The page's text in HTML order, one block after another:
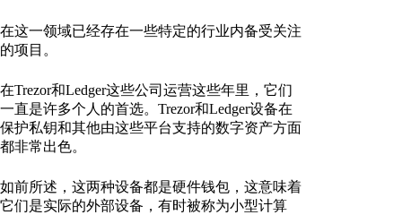
在这一领域已经存在一些特定的行业内备受关注
的项目。
在Trezor和Ledger这些公司运营这些年里，它们
一直是许多个人的首选。Trezor和Ledger设备在
保护私钥和其他由这些平台支持的数字资产方面
都非常出色。
如前所述，这两种设备都是硬件钱包，这意味着
它们是实际的外部设备，有时被称为小型计算